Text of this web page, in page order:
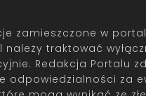
zamieszczone w
należy traktować
Redakcja Portalu
odpowiedzialności za